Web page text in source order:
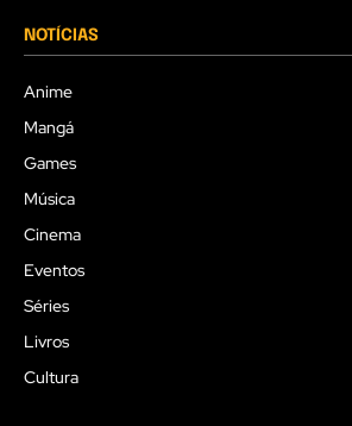
NOTÍCIAS
Anime
Mangá
Games
Música
Cinema
Eventos
Séries
Livros
Cultura